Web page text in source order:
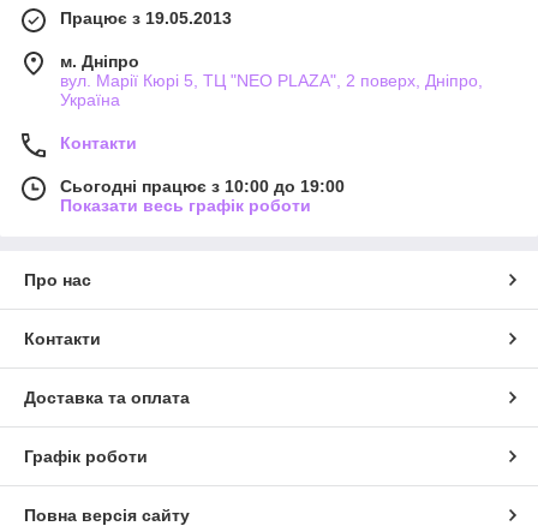
Працює з 19.05.2013
м. Дніпро
вул. Марії Кюрі 5, ТЦ "NEO PLAZA", 2 поверх, Дніпро,
Україна
Контакти
Сьогодні працює з 10:00 до 19:00
Показати весь графік роботи
Про нас
Контакти
Доставка та оплата
Графік роботи
Повна версія сайту